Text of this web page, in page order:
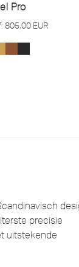
Pro
805,00 EUR
precisie
uitstekende